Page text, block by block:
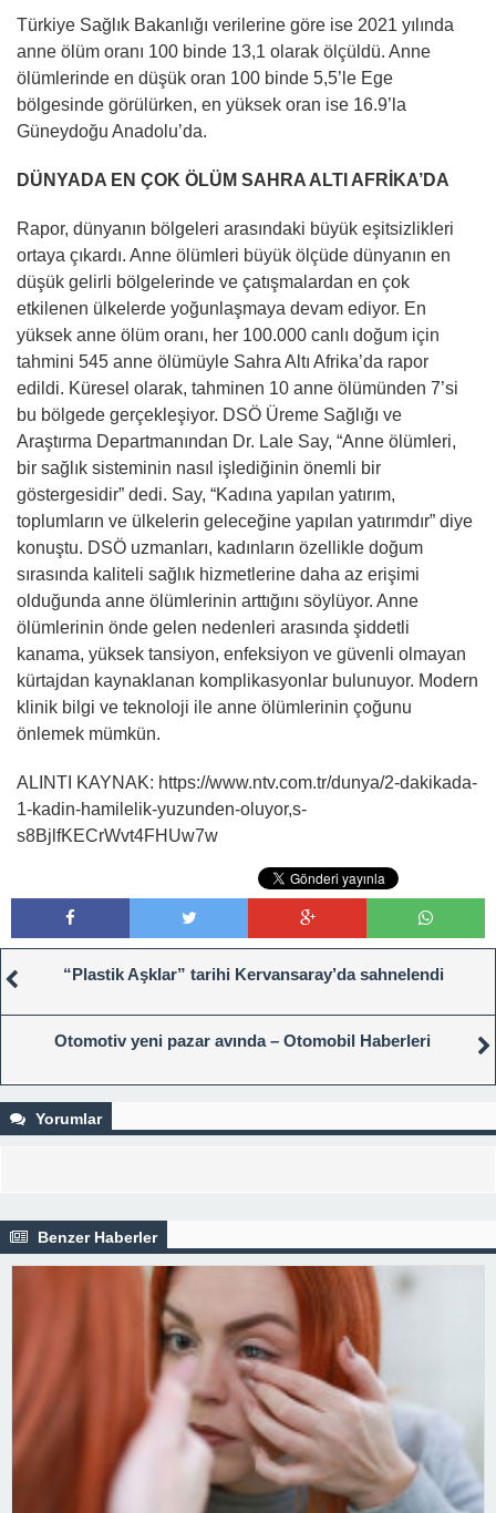
Türkiye Sağlık Bakanlığı verilerine göre ise 2021 yılında
anne ölüm oranı 100 binde 13,1 olarak ölçüldü. Anne
ölümlerinde en düşük oran 100 binde 5,5’le Ege
bölgesinde görülürken, en yüksek oran ise 16.9’la
Güneydoğu Anadolu’da.
DÜNYADA EN ÇOK ÖLÜM SAHRA ALTI AFRİKA’DA
Rapor, dünyanın bölgeleri arasındaki büyük eşitsizlikleri
ortaya çıkardı. Anne ölümleri büyük ölçüde dünyanın en
düşük gelirli bölgelerinde ve çatışmalardan en çok
etkilenen ülkelerde yoğunlaşmaya devam ediyor. En
yüksek anne ölüm oranı, her 100.000 canlı doğum için
tahmini 545 anne ölümüyle Sahra Altı Afrika’da rapor
edildi. Küresel olarak, tahminen 10 anne ölümünden 7’si
bu bölgede gerçekleşiyor. DSÖ Üreme Sağlığı ve
Araştırma Departmanından Dr. Lale Say, “Anne ölümleri,
bir sağlık sisteminin nasıl işlediğinin önemli bir
göstergesidir” dedi. Say, “Kadına yapılan yatırım,
toplumların ve ülkelerin geleceğine yapılan yatırımdır” diye
konuştu. DSÖ uzmanları, kadınların özellikle doğum
sırasında kaliteli sağlık hizmetlerine daha az erişimi
olduğunda anne ölümlerinin arttığını söylüyor. Anne
ölümlerinin önde gelen nedenleri arasında şiddetli
kanama, yüksek tansiyon, enfeksiyon ve güvenli olmayan
kürtajdan kaynaklanan komplikasyonlar bulunuyor. Modern
klinik bilgi ve teknoloji ile anne ölümlerinin çoğunu
önlemek mümkün.
ALINTI KAYNAK: https://www.ntv.com.tr/dunya/2-dakikada-
1-kadin-hamilelik-yuzunden-oluyor,s-
s8BjlfKECrWvt4FHUw7w
“Plastik Aşklar” tarihi Kervansaray’da sahnelendi
Otomotiv yeni pazar avında – Otomobil Haberleri
Yorumlar
Benzer Haberler